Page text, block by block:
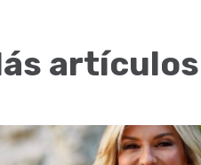
artículos